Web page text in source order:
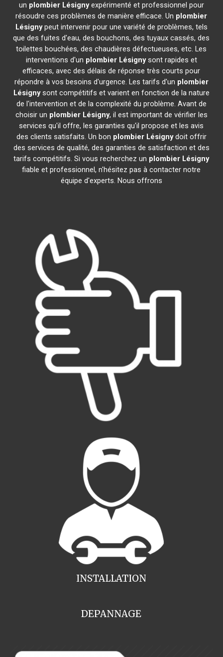
un plombier Lésignyexpérimenté et professionnel pour
résoudre ces problèmes de manière efficace. Un plombier
Lésignypeut intervenir pour une variété de problèmes, tels
que des fuites d'eau, des bouchons, des tuyaux cassés, des
toilettes bouchées, des chaudières défectueuses, etc. Les
interventions d'un plombier Lésignysont rapides et
efficaces, avec des délais de réponse très courts pour
répondre à vos besoins d'urgence. Les tarifs d'un plombier
Lésignysont compétitifs et varient en fonction de la nature
de l'intervention et de la complexité du problème. Avant de
choisir un plombier Lésigny, il est important de vérifier les
services qu'il offre, les garanties qu'il propose et les avis
des clients satisfaits. Un bon plombier Lésignydoit offrir
des services de qualité, des garanties de satisfaction et des
tarifs compétitifs. Si vous recherchez un plombier Lésigny
fiable et professionnel, n'hésitez pas à contacter notre
équipe d'experts. Nous offrons
INSTALLATION
DEPANNAGE